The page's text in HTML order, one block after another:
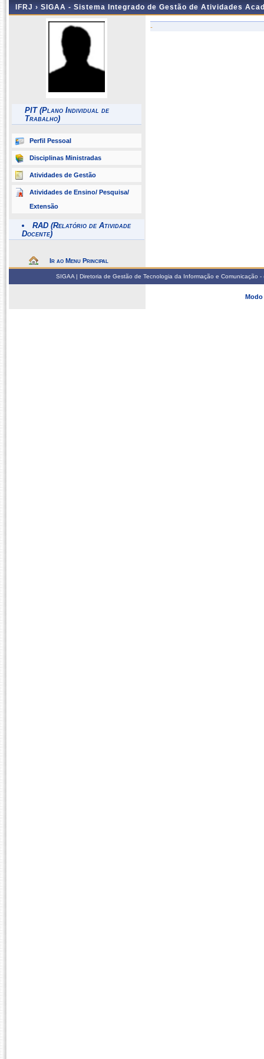
IFRJ › SIGAA - Sistema Integrado de Gestão de Atividades
PIT (Plano Individual de
Trabalho)
Perfil Pessoal
Disciplinas Ministradas
Atividades de Gestão
Atividades de Ensino/ Pesquisa/
Extensão
RAD (Relatório de Atividade
Docente)
Ir ao Menu Principal
-
SIGAA | Diretoria de Gestão de Tecnologia da Informação e
Modo